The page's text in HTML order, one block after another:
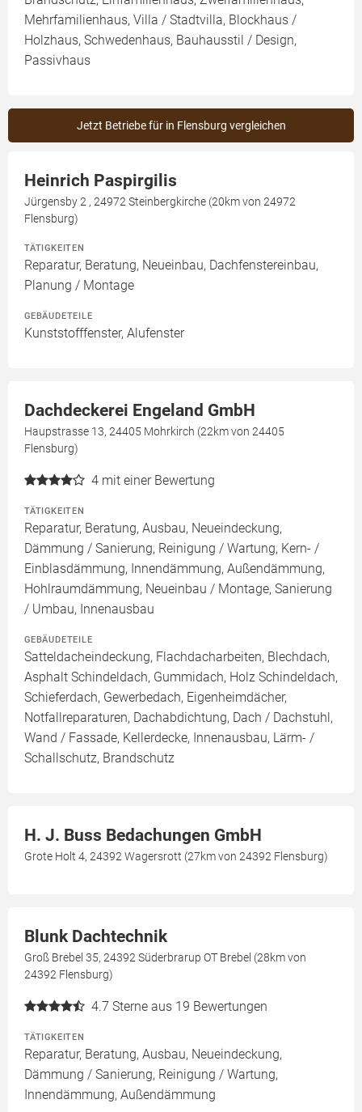
Mehrfamilienhaus, Villa / Stadtvilla, Blockhaus /
Holzhaus, Schwedenhaus, Bauhausstil / Design,
Passivhaus
Jetzt Betriebe für in Flensburg vergleichen
Heinrich Paspirgilis
Jürgensby 2 , 24972 Steinbergkirche (20km von 24972
Flensburg)
TÄTIGKEITEN
Reparatur, Beratung, Neueinbau, Dachfenstereinbau,
Planung / Montage
GEBÄUDETEILE
Kunststofffenster, Alufenster
Dachdeckerei Engeland GmbH
Haupstrasse 13, 24405 Mohrkirch (22km von 24405
Flensburg)
4 mit einer Bewertung
TÄTIGKEITEN
Reparatur, Beratung, Ausbau, Neueindeckung,
Dämmung / Sanierung, Reinigung / Wartung, Kern- /
Einblasdämmung, Innendämmung, Außendämmung,
Hohlraumdämmung, Neueinbau / Montage, Sanierung
/ Umbau, Innenausbau
GEBÄUDETEILE
Satteldacheindeckung, Flachdacharbeiten, Blechdach,
Asphalt Schindeldach, Gummidach, Holz Schindeldach,
Schieferdach, Gewerbedach, Eigenheimdächer,
Notfallreparaturen, Dachabdichtung, Dach / Dachstuhl,
Wand / Fassade, Kellerdecke, Innenausbau, Lärm- /
Schallschutz, Brandschutz
H. J. Buss Bedachungen GmbH
Grote Holt 4, 24392 Wagersrott (27km von 24392 Flensburg)
Blunk Dachtechnik
Groß Brebel 35, 24392 Süderbrarup OT Brebel (28km von
24392 Flensburg)
4.7 Sterne aus 19 Bewertungen
TÄTIGKEITEN
Reparatur, Beratung, Ausbau, Neueindeckung,
Dämmung / Sanierung, Reinigung / Wartung,
Innendämmung, Außendämmung